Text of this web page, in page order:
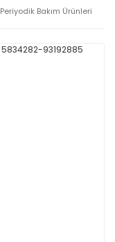
Periyodik Bakım Ürünleri